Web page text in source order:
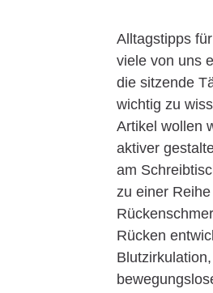
Alltagstipps
viele von uns
die sitzende
wichtig zu
Artikel wollen
aktiver
am
zu einer
Rücken